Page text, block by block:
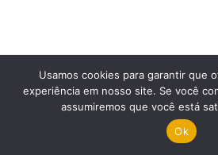
Usamos cookies para garantir que
experiência em nosso site. Se você
assumiremos que você está
Ok